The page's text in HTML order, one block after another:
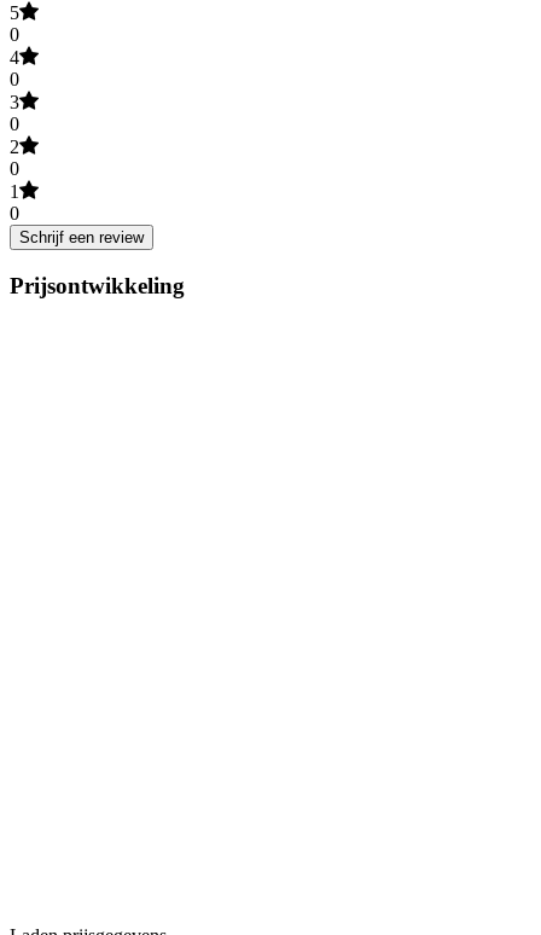
5
0
4
0
3
0
2
0
1
0
Schrijf een review
Prijsontwikkeling